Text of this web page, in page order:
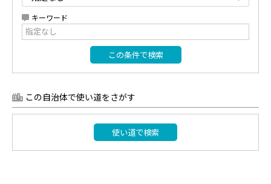
キーワード
この条件で検索
この自治体で使い道をさがす
使い道で検索